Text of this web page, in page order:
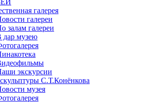
галерея
галереи
залам галереи
дар музею
экскурсии
С.Т.Конёнкова
музея